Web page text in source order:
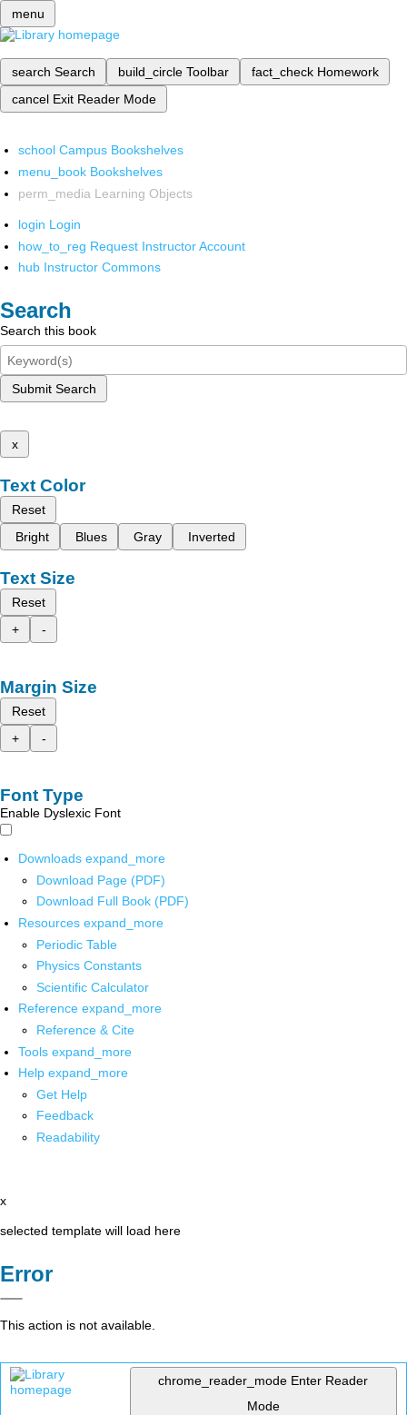
menu
search Search build_circle Toolbar fact_check Homework
cancel Exit Reader Mode
school Campus Bookshelves
menu_book Bookshelves
perm_media Learning Objects
login Login
how_to_reg Request Instructor Account
hub Instructor Commons
Search
Search this book
Submit Search
x
Text Color
Reset
Bright
Blues Gray Inverted
Text Size
Reset
+
-
Margin Size
Reset
+
-
Font Type
Enable Dyslexic Font
Downloads expand_more
Download Page (PDF)
Download Full Book (PDF)
Resources expand_more
Periodic Table
Physics Constants
Scientific Calculator
Reference expand_more
Reference & Cite
Tools expand_more
Help expand_more
Get Help
Feedback
Readability
x
selected template will load here
Error
This action is not available.
chrome_reader_mode Enter Reader
Mode